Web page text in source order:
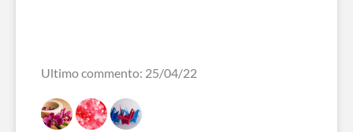
Ultimo commento: 25/04/22